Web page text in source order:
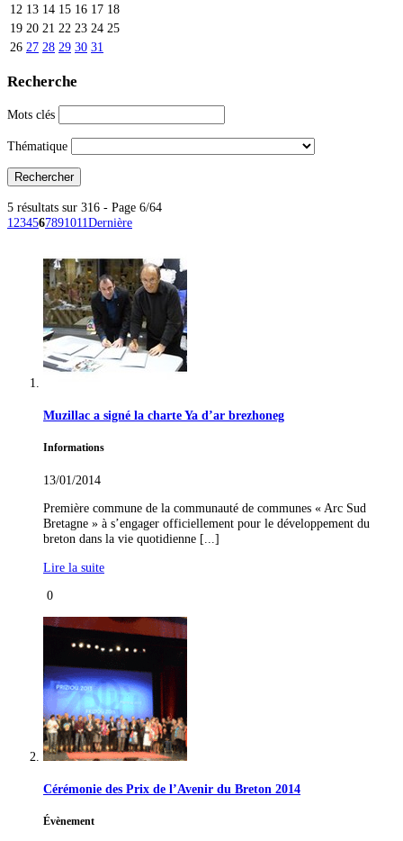
12 13 14 15 16 17 18
19 20 21 22 23 24 25
26 27 28 29 30 31
Recherche
Mots clés
Thématique
5 résultats sur 316 - Page 6/64
1234567891011Dernière
Muzillac a signé la charte Ya d’ar brezhoneg
Informations
13/01/2014
Première commune de la communauté de communes « Arc Sud
Bretagne » à s’engager officiellement pour le développement du
breton dans la vie quotidienne [...]
Lire la suite
0
Cérémonie des Prix de l’Avenir du Breton 2014
Évènement